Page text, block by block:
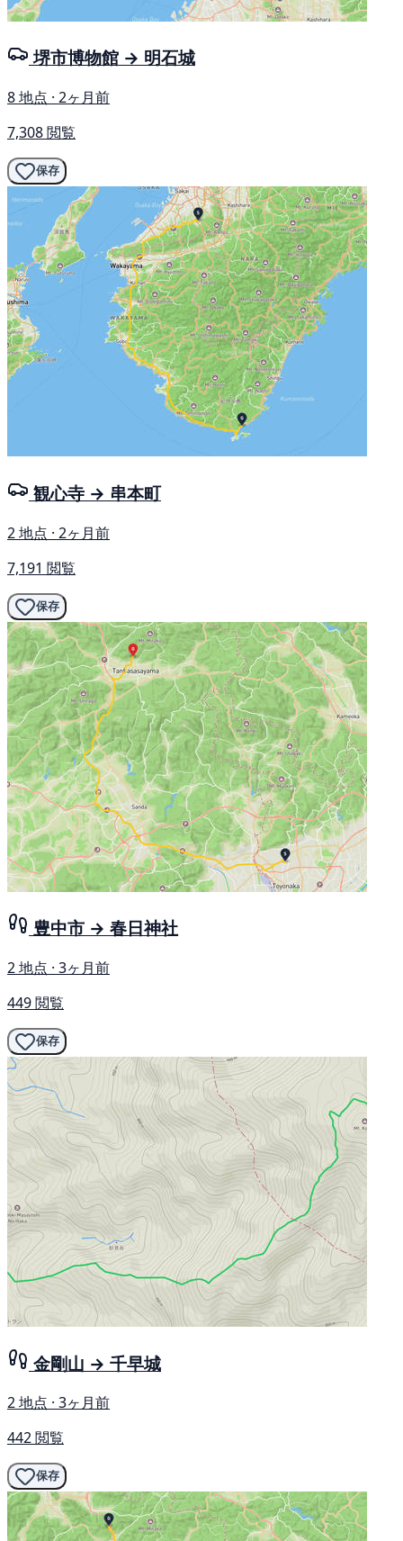
堺市博物館 → 明石城
8 地点 · 2ヶ月前
7,308 閲覧
保存
観心寺 → 串本町
2 地点 · 2ヶ月前
7,191 閲覧
保存
豊中市 → 春日神社
2 地点 · 3ヶ月前
449 閲覧
保存
金剛山 → 千早城
2 地点 · 3ヶ月前
442 閲覧
保存